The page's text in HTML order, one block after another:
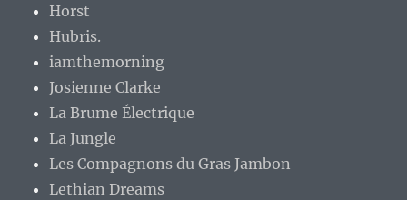
Horst
Hubris.
iamthemorning
Josienne Clarke
La Brume Électrique
La Jungle
Les Compagnons du Gras Jambon
Lethian Dreams